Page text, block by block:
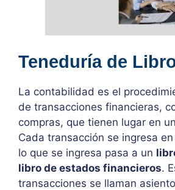
Teneduría de
La contabilidad es el
de transacciones financieras,
compras, que tienen lugar en
Cada transacción se ingresa
lo que se ingresa pasa a un
libro de estados financieros.
transacciones se llaman